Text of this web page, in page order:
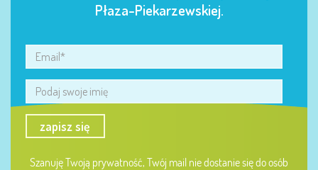
Płaza-Piekarzewskiej.
zapisz się
Szanuję Twoją prywatność, Twój mail nie dostanie się do osób